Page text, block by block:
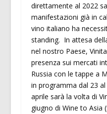
direttamente al 2022
manifestazioni già in
vino italiano ha
standing. In attesa
nel nostro Paese,
presenza sui mercati
Russia con le tappe a
in programma dal 23
aprile sarà la volta di
giugno di Wine to Asia